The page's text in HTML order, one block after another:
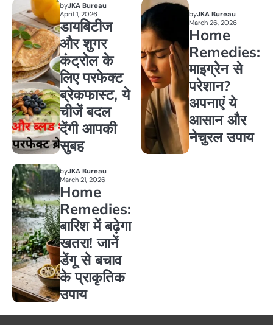
byJKA Bureau
April 1, 2026
डायबिटीज
और शुगर
कंट्रोल के
लिए परफेक्ट
ब्रेकफास्ट, ये
चीजें बदल
देंगी आपकी
सुबह
byJKA Bureau
March 26, 2026
Home
Remedies:
माइग्रेन से
परेशान?
अपनाएं ये
आसान और
नेचुरल उपाय
byJKA Bureau
March 21, 2026
Home
Remedies:
बारिश में बढ़ेगा
खतरा! जानें
डेंगू से बचाव
के प्राकृतिक
उपाय